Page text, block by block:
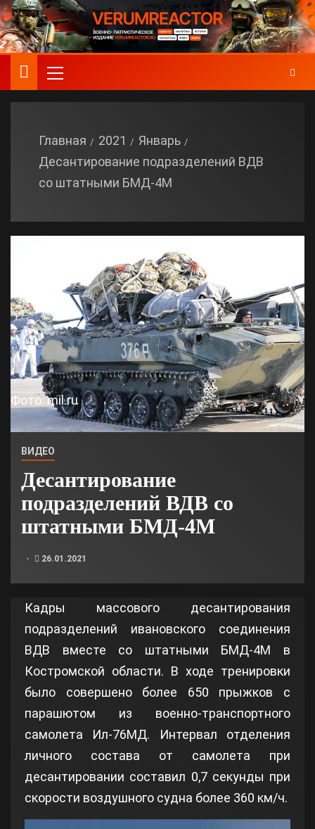
Главная 2021
Январь
Десантирование подразделений ВДВ
со штатными БМД-4М
Фото: mil.ru
ВИДЕО
Десантирование
подразделений ВДВ со
штатными БМД-4М
26.01.2021
Кадры массового десантирования
подразделений ивановского соединения
ВДВ вместе со штатными БМД-4М в
Костромской области. В ходе тренировки
было совершено более 650 прыжков с
парашютом из военно-транспортного
самолета Ил-76МД. Интервал отделения
личного состава от самолета при
десантировании составил 0,7 секунды при
скорости воздушного судна более 360 км/ч.